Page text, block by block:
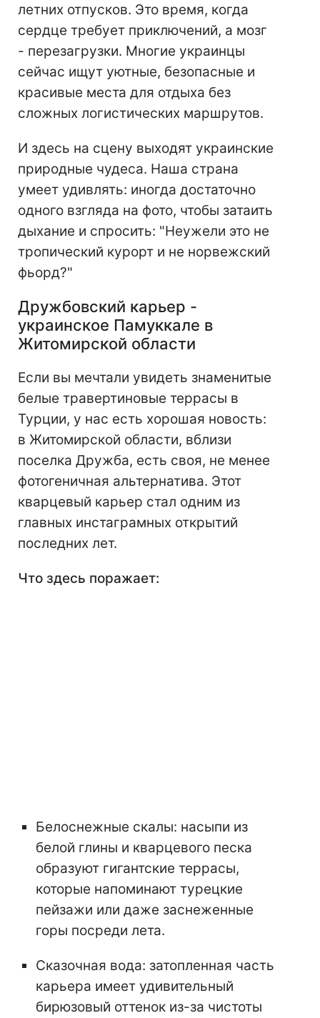
летних отпусков. Это время, когда
сердце требует приключений, а мозг
- перезагрузки. Многие украинцы
сейчас ищут уютные, безопасные и
красивые места для отдыха без
сложных логистических маршрутов.
И здесь на сцену выходят украинские
природные чудеса. Наша страна
умеет удивлять: иногда достаточно
одного взгляда на фото, чтобы затаить
дыхание и спросить: "Неужели это не
тропический курорт и не норвежский
фьорд?"
Дружбовский карьер -
украинское Памуккале в
Житомирской области
Если вы мечтали увидеть знаменитые
белые травертиновые террасы в
Турции, у нас есть хорошая новость:
в Житомирской области, вблизи
поселка Дружба, есть своя, не менее
фотогеничная альтернатива. Этот
кварцевый карьер стал одним из
главных инстаграмных открытий
последних лет.
Что здесь поражает:
Белоснежные скалы: насыпи из
белой глины и кварцевого песка
образуют гигантские террасы,
которые напоминают турецкие
пейзажи или даже заснеженные
горы посреди лета.
Сказочная вода: затопленная часть
карьера имеет удивительный
бирюзовый оттенок из-за чистоты